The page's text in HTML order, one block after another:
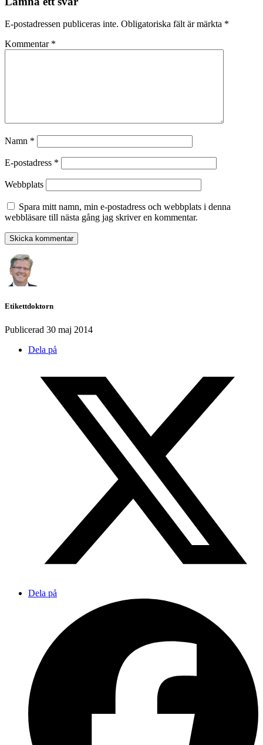
E-postadressen publiceras inte. Obligatoriska fält är märkta *
Kommentar *
Namn *
E-postadress *
Webbplats
Spara mitt namn, min e-postadress och webbplats i denna
webbläsare till nästa gång jag skriver en kommentar.
Etikettdoktorn
Publicerad 30 maj 2014
Dela på
Dela på